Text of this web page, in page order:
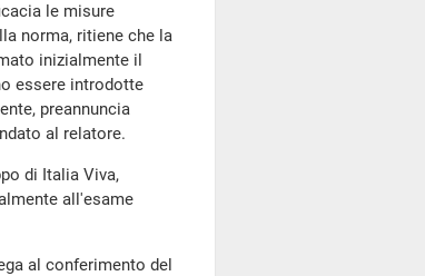
le misure
norma, ritiene che la
inizialmente il
essere introdotte
preannuncia
al relatore.
di Italia Viva,
all'esame
al conferimento del